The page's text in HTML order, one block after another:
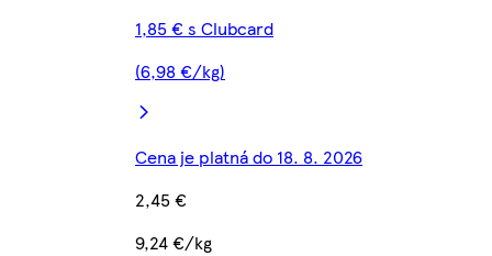
1,85 € s Clubcard
(6,98 €/kg)
Cena je platná do 18. 8. 2026
2,45 €
9,24 €/kg